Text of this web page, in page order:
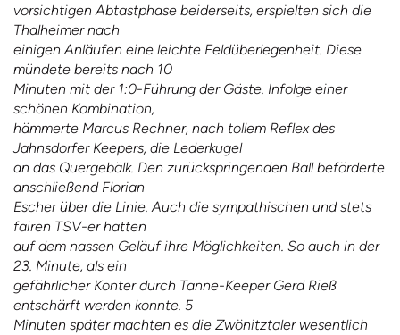
vorsichtigen Abtastphase beiderseits, erspielten sich die
Thalheimer nach
einigen Anläufen eine leichte Feldüberlegenheit. Diese
mündete bereits nach 10
Minuten mit der 1:0-Führung der Gäste. Infolge einer
schönen Kombination,
hämmerte Marcus Rechner, nach tollem Reflex des
Jahnsdorfer Keepers, die Lederkugel
an das Quergebälk. Den zurückspringenden Ball beförderte
anschließend Florian
Escher über die Linie. Auch die sympathischen und stets
fairen TSV-er hatten
auf dem nassen Geläuf ihre Möglichkeiten. So auch in der
23. Minute, als ein
gefährlicher Konter durch Tanne-Keeper Gerd Rieß
entschärft werden konnte. 5
Minuten später machten es die Zwönitztaler wesentlich